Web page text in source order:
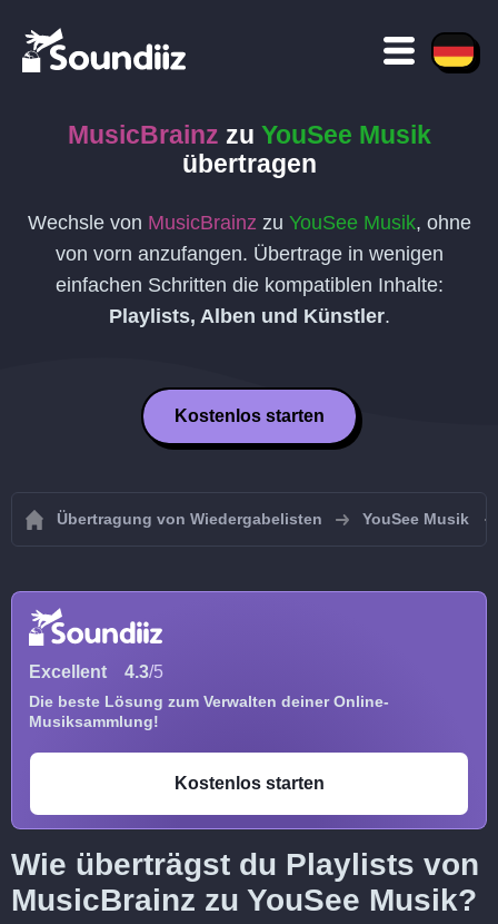
MusicBrainz zu YouSee Musik
übertragen
Wechsle von MusicBrainz zu YouSee Musik, ohne
von vorn anzufangen. Übertrage in wenigen
einfachen Schritten die kompatiblen Inhalte:
Playlists, Alben und Künstler.
Kostenlos starten
Übertragung von Wiedergabelisten YouSee Musik
Excellent 4.3/5
Die beste Lösung zum Verwalten deiner Online-
Musiksammlung!
Kostenlos starten
Wie überträgst du Playlists von
MusicBrainz zu YouSee Musik?